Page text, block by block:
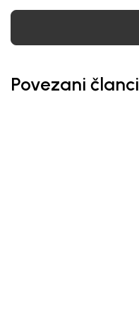
Povezani članci